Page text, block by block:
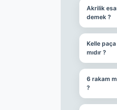
Akrilik
demek ?
Kelle
mıdır ?
6 rakam
?